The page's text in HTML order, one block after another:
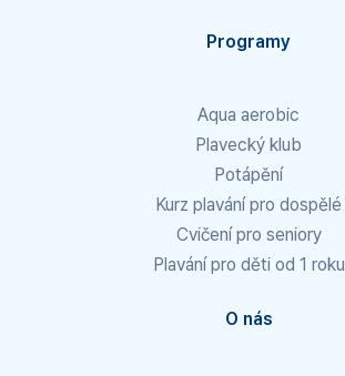
Programy
Aqua aerobic
Plavecký klub
Potápění
Kurz plavání pro dospělé
Cvičení pro seniory
Plavání pro děti od 1 roku
O nás